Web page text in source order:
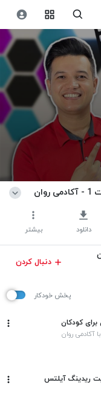
دانلود بیشتر
دنبال کردن
پخش خودکار
کودکان
آکادمی روان
ریدینگ آیلتس